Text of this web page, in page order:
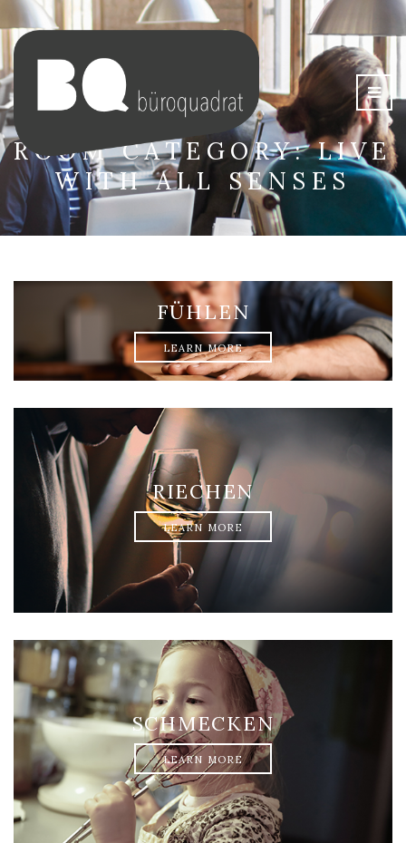
ROOM CATEGORY:LIVE
WITH ALL SENSES
FÜHLEN
LEARN MORE
RIECHEN
LEARN MORE
SCHMECKEN
LEARN MORE